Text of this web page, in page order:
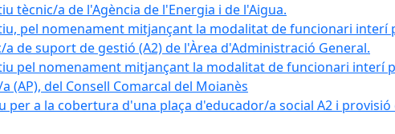
tècnic/a de l'Agència de l'Energia i de l'Aigua.
pel nomenament mitjançant la modalitat de funcionari
de suport de gestió (A2) de l'Àrea d'Administració General.
pel nomenament mitjançant la modalitat de funcionari interí
del Consell Comarcal del Moianès
per a la cobertura d'una plaça d'educador/a social A2 i